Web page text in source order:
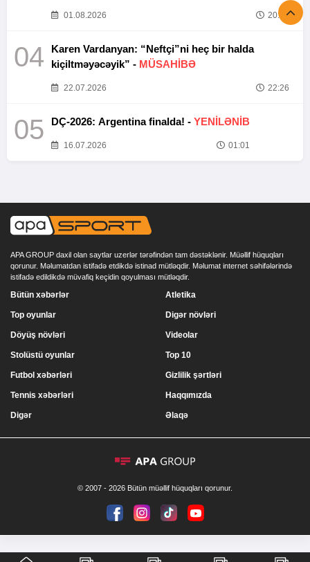
01.08.2026 20:52
04
Karen Vardanyan: “Neftçi”ni heç bir halda
kiçiltməyəcəyik” - MÜSAHİBƏ
22.07.2026 22:26
05 DÇ-2026: Argentina finalda! - YENİLƏNİB
16.07.2026 01:01
APA GROUP daxil olan saytlar uzerlər tərəfindən tam dəstəklənir. Müəllif hüquqları
qorunur. Məlumatdan istifadə etdikdə istinad mütləqdir. Məlumat internet səhifələrində
istifadə edildikdə müvafiq keçidin qoyulması mütləqdir.
Bütün xəbərlər
Top oyunlar
Döyüş növləri
Stolüstü oyunlar
Atletika
Digər növləri
Videolar
Top 10
Futbol xəbərləri
Tennis xəbərləri
Digər
Gizlilik şərtləri
Haqqımızda
Əlaqə
© 2007 - 2026 Bütün müəllif hüquqları qorunur.